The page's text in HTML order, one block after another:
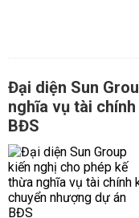
Đại diện Sun
nghĩa vụ tài
BĐS